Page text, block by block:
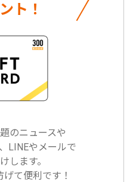
ト！
のニュースや
LINEやメールで
します。
て便利です！